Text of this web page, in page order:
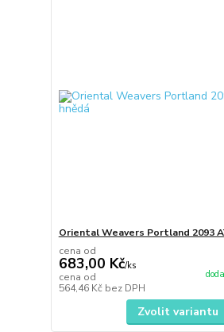
Oriental Weavers Portland 2093
cena od
683,00 Kč/ks
cena od
564,46 Kč bez DPH
Zvolit variantu